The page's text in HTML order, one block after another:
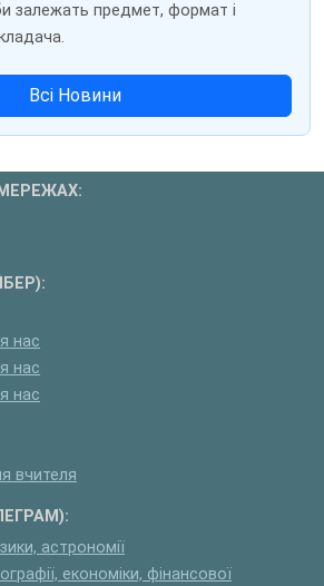
залежать предмет, формат і
Всі Новини
нас
нас
нас
вчителя
астрономії
економіки, фінансової